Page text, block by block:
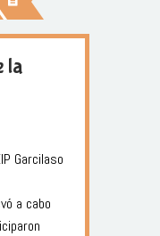
la
Garcilaso
a cabo